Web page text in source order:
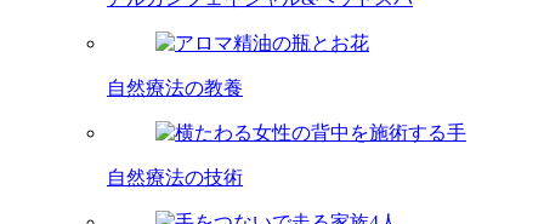
自然療法の教養
自然療法の技術